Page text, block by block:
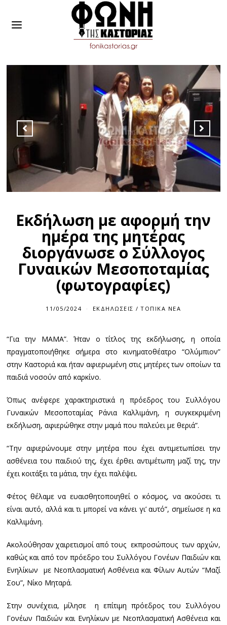
Εκδήλωση με αφορμή την
ημέρα της μητέρας
διοργάνωσε ο Σύλλογος
Γυναικών Μεσοποταμίας
(φωτογραφίες)
11/05/2024
5
2
0
2
4
ΕΚΔΗΛΏΣΕΙΣ / ΤΟΠΙΚΆ ΝΈΑ
“Για την ΜΑΜΑ”. Ήταν ο τίτλος της εκδήλωσης, η οποία
πραγματοποιήθηκε σήμερα στο κινηματοθέατρο “Ολύμπιον”
στην Καστοριά και ήταν αφιερωμένη στις μητέρες των οποίων τα
παιδιά νοσούν από καρκίνο.
Όπως ανέφερε χαρακτηριστικά η πρόεδρος του Συλλόγου
Γυναικών Μεσοποταμίας Ράνια Καλλιμάνη, η συγκεκριμένη
εκδήλωση, αφιερώθηκε στην μαμά που παλεύει με θεριά”.
“Την αφιερώνουμε στην μητέρα που έχει αντιμετωπίσει την
ασθένεια του παιδιού της, έχει έρθει αντιμέτωπη μαζί της, την
έχει κοιτάξει τα μάτια, την έχει παλέψει.
Φέτος θέλαμε να ευαισθητοποιηθεί ο κόσμος, να ακούσει τι
είναι αυτό, αλλά και τι μπορεί να κάνει γι’ αυτό”, σημείωσε η κα
Καλλιμάνη.
Ακολούθησαν χαιρετισμοί από τους εκπροσώπους των αρχών,
καθώς και από τον πρόεδρο του Συλλόγου Γονέων Παιδιών και
Ενηλίκων με Νεοπλασματική Ασθένεια και Φίλων Αυτών “Μαζί
Σου”, Νίκο Μηταρά.
Στην συνέχεια, μίλησε η επίτιμη πρόεδρος του Συλλόγου
Γονέων Παιδιών και Ενηλίκων με Νεοπλασματική Ασθένεια και